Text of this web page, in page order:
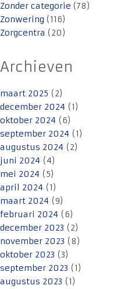
Zonder categorie (78)
Zonwering (116)
Zorgcentra (20)
Archieven
maart 2025 (2)
december 2024 (1)
oktober 2024 (6)
september 2024 (1)
augustus 2024 (2)
juni 2024 (4)
mei 2024 (5)
april 2024 (1)
maart 2024 (9)
februari 2024 (6)
december 2023 (2)
november 2023 (8)
oktober 2023 (3)
september 2023 (1)
augustus 2023 (1)